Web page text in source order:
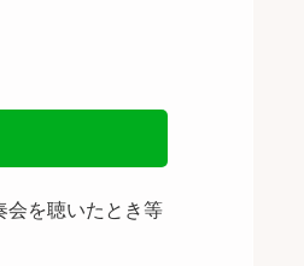
会を聴いたとき等